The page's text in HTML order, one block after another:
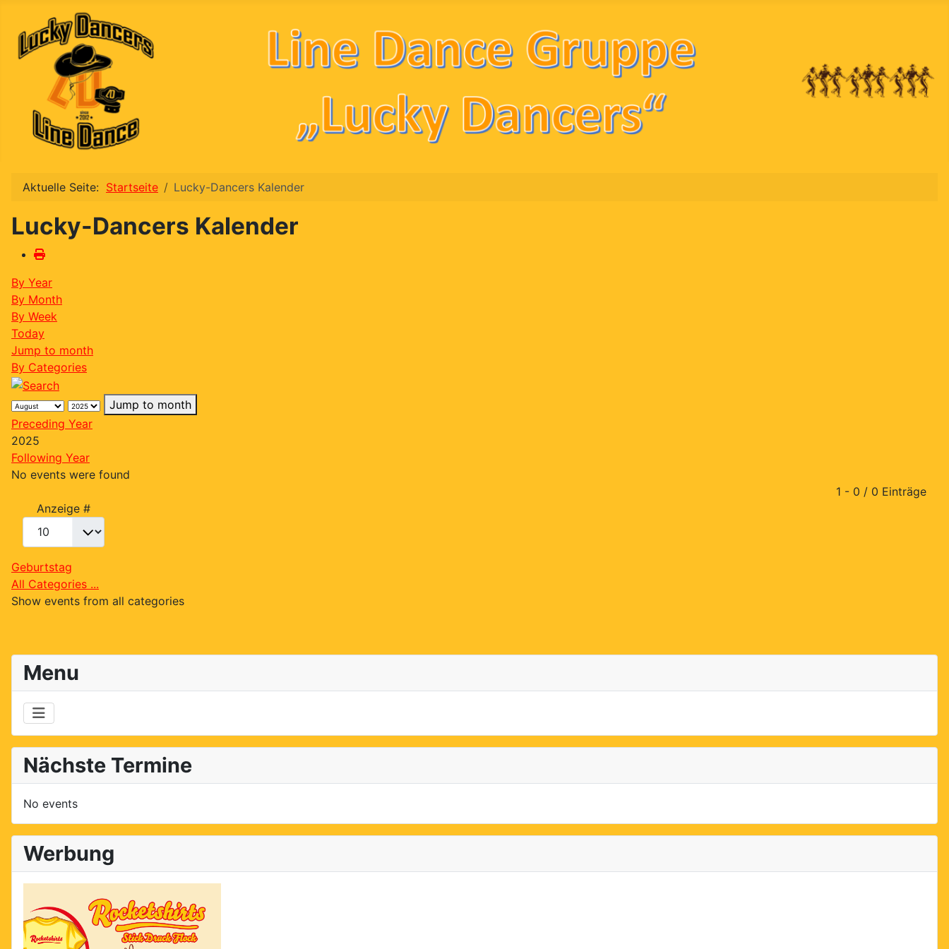
Menu
Nächste Termine
No events
Werbung
Aktuelle Seite: Startseite Lucky-Dancers Kalender
Lucky-Dancers Kalender
By Year
By Month
By Week
Today
Jump to month
By Categories
Jump to month
Preceding Year
2025
Following Year
No events were found
1 - 0 / 0 Einträge
Anzeige #
Geburtstag
All Categories ...
Show events from all categories